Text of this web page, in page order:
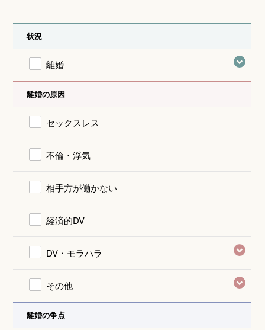
状況
離婚
離婚の原因
セックスレス
不倫・浮気
相手方が働かない
経済的DV
DV・モラハラ
その他
離婚の争点